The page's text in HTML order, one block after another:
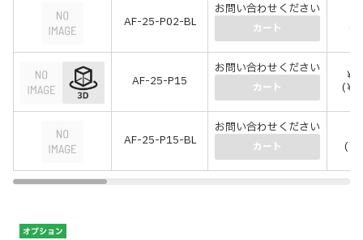
AF-25-P02-BL
お問い合わせください
カート (
AF-25-P15
お問い合わせください
カート
￥
(￥
AF-25-P15-BL
お問い合わせください
カート (￥
オプション